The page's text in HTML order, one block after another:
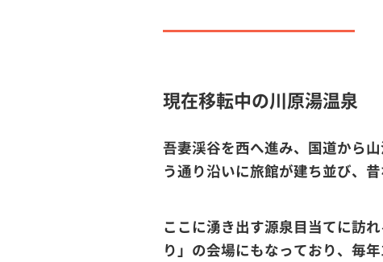
現在移転中の川原湯温泉
吾妻渓谷を西へ進み、国道から
う通り沿いに旅館が建ち並び、
ここに湧き出す源泉目当てに訪
り」の会場にもなっており、毎